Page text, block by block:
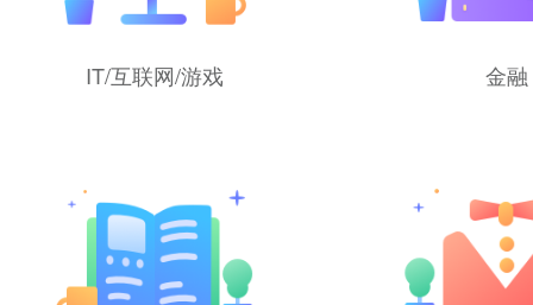
IT/互联网/游戏 金融